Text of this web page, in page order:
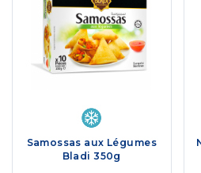
Samossas aux Légumes
Bladi 350g